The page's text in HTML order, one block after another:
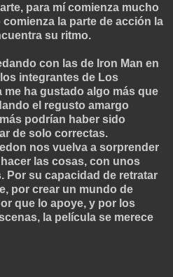
para mí comienza mucho
la parte de acción la
su ritmo.
con las de Iron Man en
integrantes de Los
me ha gustado algo más que
el regusto amargo
podrían haber sido
de solo correctas.
nos vuelva a sorprender
las cosas, con unos
Por su capacidad de retratar
por crear un mundo de
que lo apoye, y por los
la película se merece